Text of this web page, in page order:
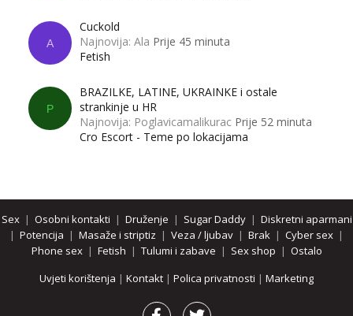
A
Cuckold
Najnovija: Ala Prije 45 minuta
Fetish
P
BRAZILKE, LATINE, UKRAINKE i ostale
strankinje u HR
Najnovija: Poglavicamalikurac Prije 52 minuta
Cro Escort - Teme po lokacijama
Sex| Osobni kontakti | Druženje | Sugar Daddy| Diskretni aparmani
| Potencija | Masaže i striptiz | Veza / ljubav | Brak | Cyber sex |
Phone sex| Fetish | Tulumi i zabave | Sex shop | Ostalo
Uvjeti korištenja | Kontakt | Polica privatnosti | Marketing